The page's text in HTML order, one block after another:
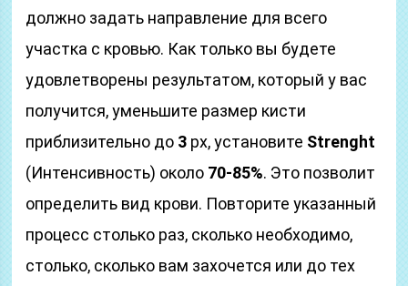
должно задать направление для всего
участка с кровью. Как только вы будете
удовлетворены результатом, который у вас
получится, уменьшите размер кисти
приблизительно до 3 px, установите Strenght
(Интенсивность) около 70-85%. Это позволит
определить вид крови. Повторите указанный
процесс столько раз, сколько необходимо,
столько, сколько вам захочется или до тех